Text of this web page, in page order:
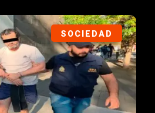
SOCIEDAD